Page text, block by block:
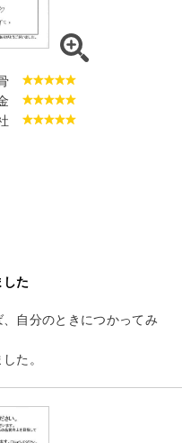
た
自分のときにつかってみ
た。